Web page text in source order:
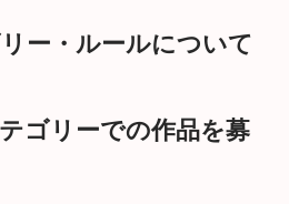
ー・ルールについて
ゴリーでの作品を募